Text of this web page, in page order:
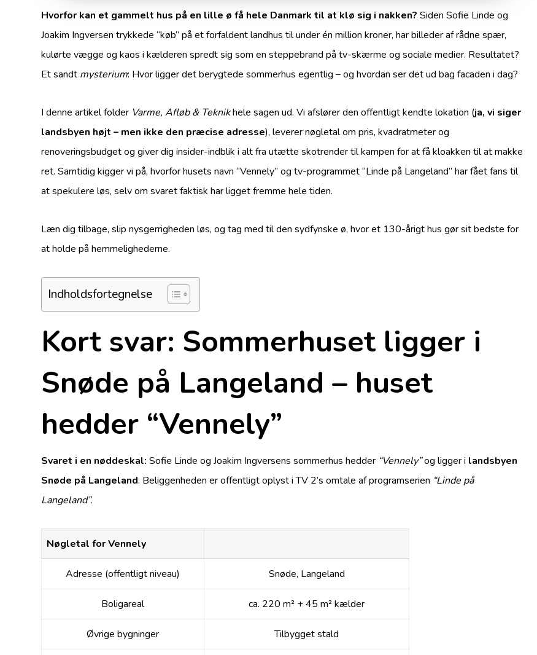
Hvorfor kan et gammelt hus på en lille ø få hele Danmark til at klø sig i nakken? Siden Sofie Linde og
Joakim Ingversen trykkede “køb” på et forfaldent landhus til under én million kroner, har billeder af rådne spær,
kulørte vægge og kaos i kælderen spredt sig som en steppebrand på tv-skærme og sociale medier. Resultatet?
Et sandt mysterium: Hvor ligger det berygtede sommerhus egentlig – og hvordan ser det ud bag facaden i dag?
I denne artikel folder Varme, Afløb & Teknikhele sagen ud. Vi afslører den offentligt kendte lokation (ja, vi siger
landsbyen højt – men ikke den præcise adresse), leverer nøgletal om pris, kvadratmeter og
renoveringsbudget og giver dig insider-indblik i alt fra utætte skotrender til kampen for at få kloakken til at makke
ret. Samtidig kigger vi på, hvorfor husets navn “Vennely” og tv-programmet “Linde på Langeland” har fået fans til
at spekulere løs, selv om svaret faktisk har ligget fremme hele tiden.
Læn dig tilbage, slip nysgerrigheden løs, og tag med til den sydfynske ø, hvor et 130-årigt hus gør sit bedste for
at holde på hemmelighederne.
Indholdsfortegnelse
Kort svar: Sommerhuset ligger i
Snøde på Langeland – huset
hedder “Vennely”
Svaret i en nøddeskal: Sofie Linde og Joakim Ingversens sommerhus hedder “Vennely”og ligger i landsbyen
Snøde på Langeland. Beliggenheden er offentligt oplyst i TV 2’s omtale af programserien “Linde på
Langeland”.
Nøgletal for Vennely
Adresse (offentligt niveau) Snøde, Langeland
Boligareal ca. 220 m² + 45 m² kælder
Øvrige bygninger Tilbygget stald